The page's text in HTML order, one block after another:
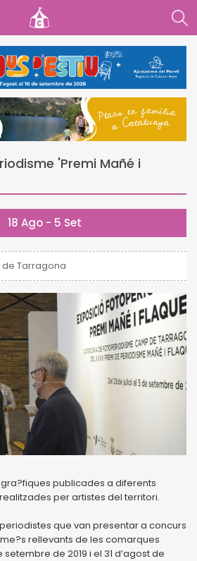
'Premi Mañé i
18 Ago - 5 Set
de Tarragona
publicades a diferents
per artistes del territori.
que van presentar a concurs
rellevants de les comarques
de 2019 i el 31 d’agost de